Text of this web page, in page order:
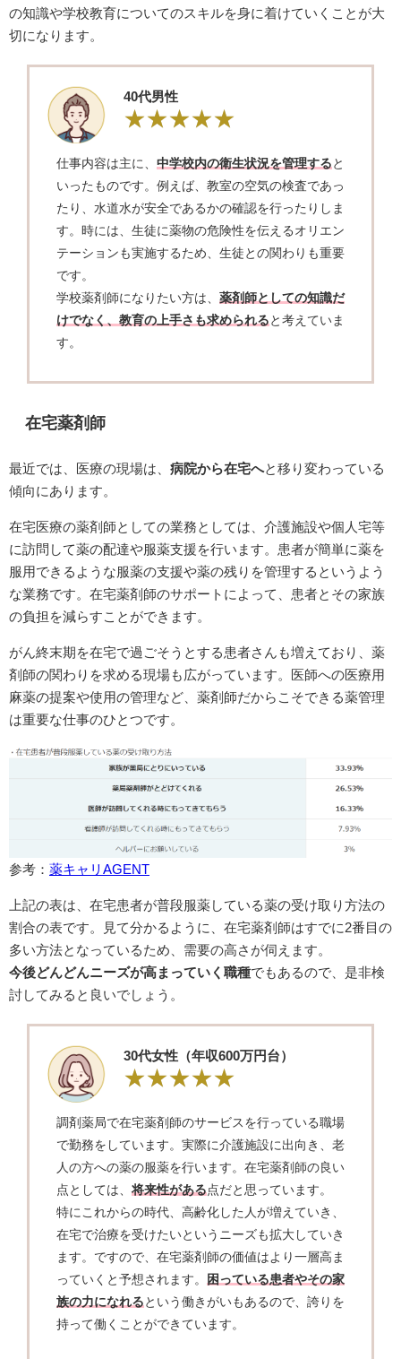
の知識や学校教育についてのスキルを身に着けていくことが大
切になります。
​40代男性
仕事内容は主に、 中学校内の衛生状況を管理する と
いったものです。例えば、教室の空気の検査であっ
たり、水道水が安全であるかの確認を行ったりしま
す。時には、生徒に薬物の危険性を伝えるオリエン
テーションも実施するため、生徒との関わりも重要
です。
学校薬剤師になりたい方は、 薬剤師としての知識だ
けでなく、教育の上手さも求められる と考えていま
す。
在宅薬剤師
最近では、医療の現場は、 病院から在宅へと移り変わっている
傾向にあります。
在宅医療の薬剤師としての業務としては、介護施設や個人宅等
に訪問して薬の配達や服薬支援を行います。患者が簡単に薬を
服用できるような服薬の支援や薬の残りを管理するというよう
な業務です。在宅薬剤師のサポートによって、患者とその家族
の負担を減らすことができます。
がん終末期を在宅で過ごそうとする患者さんも増えており、薬
剤師の関わりを求める現場も広がっています。医師への医療用
麻薬の提案や使用の管理など、薬剤師だからこそできる薬管理
は重要な仕事のひとつです。
参考： 薬キャリAGENT
上記の表は、在宅患者が普段服薬している薬の受け取り方法の
割合の表です。見て分かるように、在宅薬剤師はすでに2番目の
多い方法となっているため、需要の高さが伺えます。
今後どんどんニーズが高まっていく職種でもあるので、是非検
討してみると良いでしょう。
​30代女性（年収600万円台）
調剤薬局で在宅薬剤師のサービスを行っている職場
で勤務をしています。実際に介護施設に出向き、老
人の方への薬の服薬を行います。在宅薬剤師の良い
点としては、 将来性がある 点だと思っています。
特にこれからの時代、高齢化した人が増えていき、
在宅で治療を受けたいというニーズも拡大していき
ます。ですので、在宅薬剤師の価値はより一層高ま
っていくと予想されます。
困っている患者やその家
族の力になれる という働きがいもあるので、誇りを
持って働くことができています。